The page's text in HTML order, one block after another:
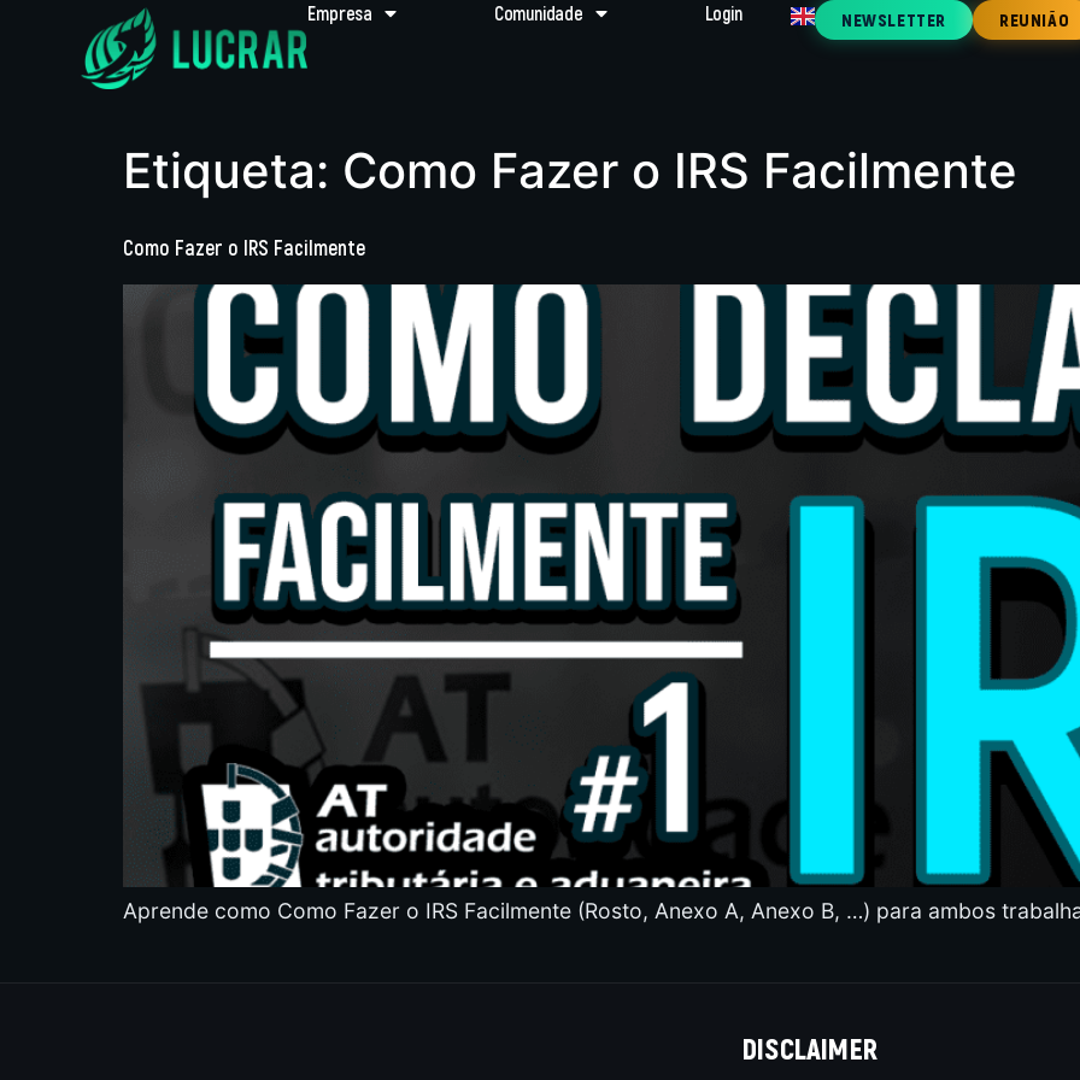
Empresa Comunidade Login NEWSLETTER REUNIÃO
Etiqueta: Como Fazer o IRS Facilmente
Como Fazer o IRS Facilmente
Aprende como Como Fazer o IRS Facilmente (Rosto, Anexo A, Anexo B, …) para ambos
DISCLAIMER